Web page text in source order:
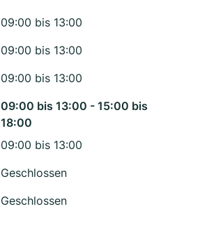
09:00 bis 13:00
09:00 bis 13:00
09:00 bis 13:00
09:00 bis 13:00 - 15:00 bis
18:00
09:00 bis 13:00
Geschlossen
Geschlossen